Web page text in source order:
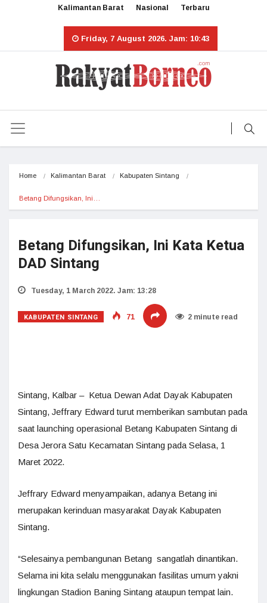
Kalimantan Barat Nasional Terbaru
Friday, 7 August 2026. Jam: 10:43
Home Kalimantan Barat Kabupaten Sintang
Betang Difungsikan, Ini…
Betang Difungsikan, Ini Kata Ketua
DAD Sintang
Tuesday, 1 March 2022. Jam: 13:28
KABUPATEN SINTANG 71 2 minute read
Sintang, Kalbar – Ketua Dewan Adat Dayak Kabupaten
Sintang, Jeffrary Edward turut memberikan sambutan pada
saat launching operasional Betang Kabupaten Sintang di
Desa Jerora Satu Kecamatan Sintang pada Selasa, 1
Maret 2022.
Jeffrary Edward menyampaikan, adanya Betang ini
merupakan kerinduan masyarakat Dayak Kabupaten
Sintang.
“Selesainya pembangunan Betang sangatlah dinantikan.
Selama ini kita selalu menggunakan fasilitas umum yakni
lingkungan Stadion Baning Sintang ataupun tempat lain.